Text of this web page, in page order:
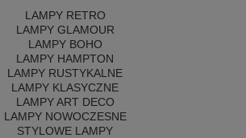
LAMPY RETRO
LAMPY GLAMOUR
LAMPY BOHO
LAMPY HAMPTON
LAMPY RUSTYKALNE
LAMPY KLASYCZNE
LAMPY ART DECO
LAMPY NOWOCZESNE
STYLOWE LAMPY